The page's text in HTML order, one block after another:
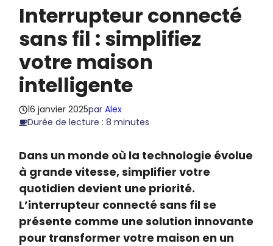
Interrupteur connecté
sans fil : simplifiez
votre maison
intelligente
16 janvier 2025parAlex
Durée de lecture : 8 minutes
Dans un monde où la technologie évolue
à grande vitesse, simplifier votre
quotidien devient une priorité.
L’interrupteur connecté sans fil se
présente comme une solution innovante
pour transformer votre maison en un